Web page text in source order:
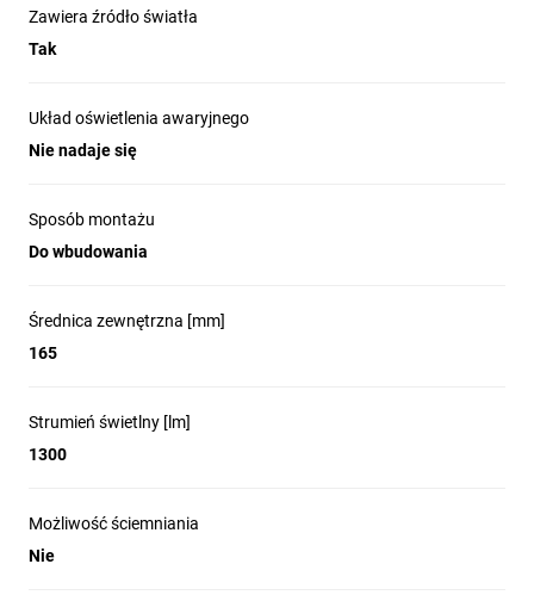
Zawiera źródło światła
Tak
Układ oświetlenia awaryjnego
Nie nadaje się
Sposób montażu
Do wbudowania
Średnica zewnętrzna [mm]
165
Strumień świetlny [lm]
1300
Możliwość ściemniania
Nie